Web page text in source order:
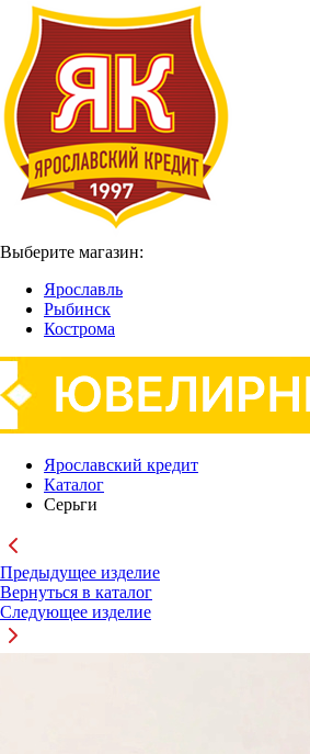
Выберите магазин:
Ярославль
Рыбинск
Кострома
Ярославский кредит
Каталог
Серьги
Предыдущее изделие
Вернуться в каталог
Следующее изделие